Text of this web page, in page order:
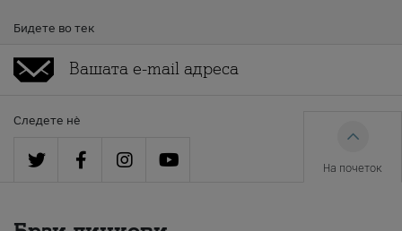
Бидете во тек
Следете нè
На почеток